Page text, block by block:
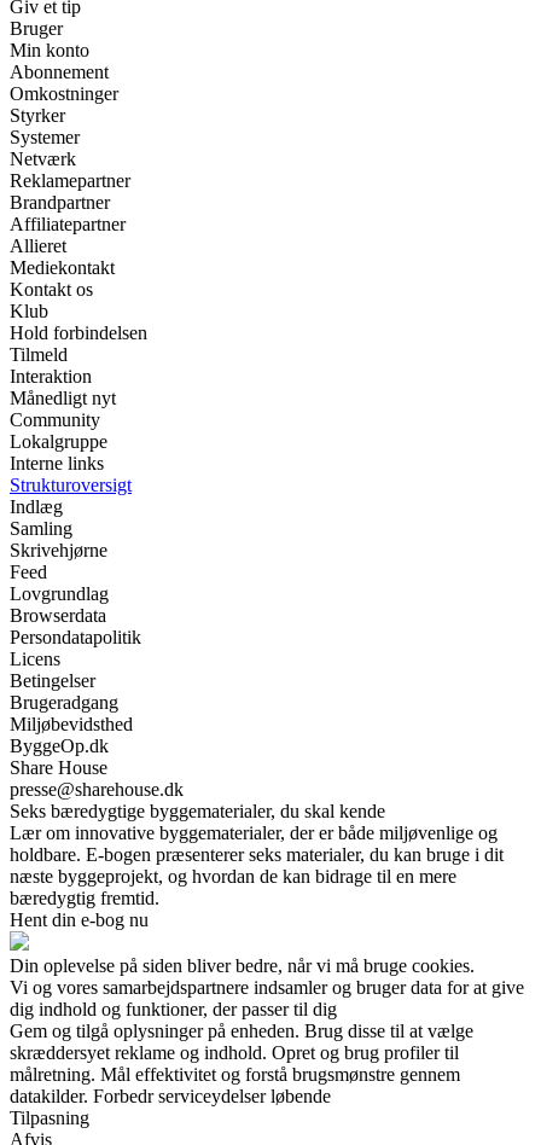
Giv et tip
Bruger
Min konto
Abonnement
Omkostninger
Styrker
Systemer
Netværk
Reklamepartner
Brandpartner
Affiliatepartner
Allieret
Mediekontakt
Kontakt os
Klub
Hold forbindelsen
Tilmeld
Interaktion
Månedligt nyt
Community
Lokalgruppe
Interne links
Strukturoversigt
Indlæg
Samling
Skrivehjørne
Feed
Lovgrundlag
Browserdata
Persondatapolitik
Licens
Betingelser
Brugeradgang
Miljøbevidsthed
ByggeOp.dk
Share House
presse@sharehouse.dk
Seks bæredygtige byggematerialer, du skal kende
Lær om innovative byggematerialer, der er både miljøvenlige og
holdbare. E-bogen præsenterer seks materialer, du kan bruge i dit
næste byggeprojekt, og hvordan de kan bidrage til en mere
bæredygtig fremtid.
Hent din e-bog nu
Din oplevelse på siden bliver bedre, når vi må bruge cookies.
Vi og vores samarbejdspartnere indsamler og bruger data for at give
dig indhold og funktioner, der passer til dig
Gem og tilgå oplysninger på enheden. Brug disse til at vælge
skræddersyet reklame og indhold. Opret og brug profiler til
målretning. Mål effektivitet og forstå brugsmønstre gennem
datakilder. Forbedr serviceydelser løbende
Tilpasning
Afvis